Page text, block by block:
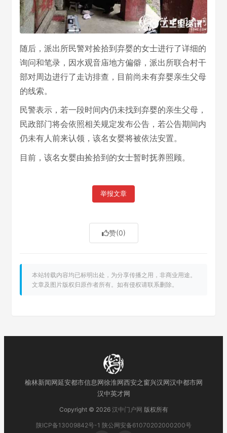
随后，派出所民警对捡拾到弃婴的女士进行了详细的
询问和笔录，因水观音庙地方偏僻，派出所联合村干
部对周边进行了走访排查，目前尚未有弃婴亲生父母
的线索。
民警表示，若一段时间内仍未找到弃婴的亲生父母，
民政部门将会依照相关规定发布公告，若公告期间内
仍未有人前来认领，该名女婴将被依法安置。
目前，该名女婴由捡拾到的女士暂时抚养照顾。
举报文章
赞(0)
本站转载内容均已标明出处，为分享传播之用，非商业用途。
文章及图片版权归原作者所有。如有侵权请联系删除。
榆林新闻网延安都市信息网徐淮网西安之窗兴汉网汉中都市网
汉中英才网
Copyright © 2026 汉中门户网 版权所有
陕ICP备13009842号-1 陕公网安备61070202000200号